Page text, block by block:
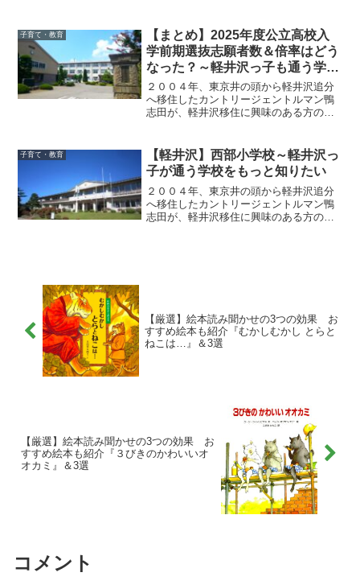
子育て・教育
【まとめ】2025年度公立高校入
学前期選抜志願者数＆倍率はどう
なった？～軽井沢っ子も通う学校
をもっと知りたい
２００４年、東京井の頭から軽井沢追分
へ移住したカントリージェントルマン鴨
志田が、軽井沢移住に興味のある方のた
子育て・教育
【軽井沢】西部小学校～軽井沢っ
子が通う学校をもっと知りたい
２００４年、東京井の頭から軽井沢追分
へ移住したカントリージェントルマン鴨
志田が、軽井沢移住に興味のある方のた
【厳選】絵本読み聞かせの3つの効果 お
すすめ絵本も紹介『むかしむかし とらと
ねこは…』＆3選
【厳選】絵本読み聞かせの3つの効果 お
すすめ絵本も紹介『３びきのかわいいオ
オカミ』＆3選
コメント